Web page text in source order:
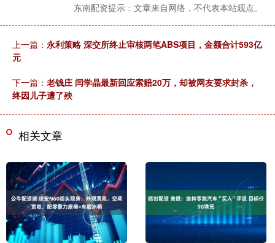
东南配资提示：文章来自网络，不代表本站观点。
上一篇： 永利策略 深交所终止审核两笔ABS项目，金额合计593亿
元
下一篇： 老钱庄 闫学晶最新回应索赔20万，却被网友要求封杀，
终因儿子遭了殃
相关文章